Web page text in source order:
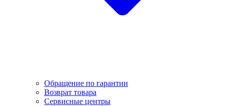
Обращение по гарантии
Возврат товара
Сервисные центры